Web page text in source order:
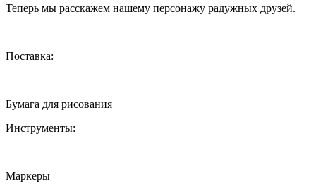
Теперь мы расскажем нашему персонажу радужных друзей.
Поставка:
Бумага для рисования
Инструменты:
Маркеры